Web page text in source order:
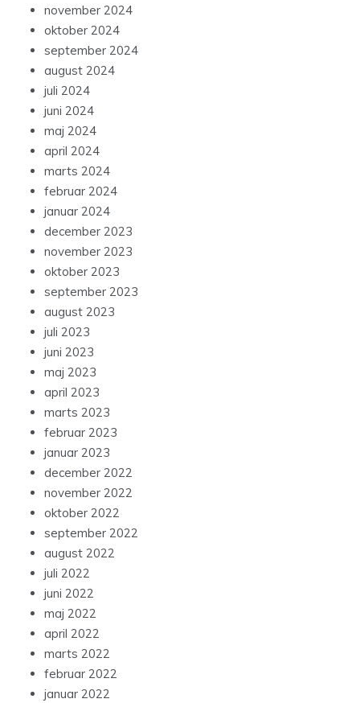
november 2024
oktober 2024
september 2024
august 2024
juli 2024
juni 2024
maj 2024
april 2024
marts 2024
februar 2024
januar 2024
december 2023
november 2023
oktober 2023
september 2023
august 2023
juli 2023
juni 2023
maj 2023
april 2023
marts 2023
februar 2023
januar 2023
december 2022
november 2022
oktober 2022
september 2022
august 2022
juli 2022
juni 2022
maj 2022
april 2022
marts 2022
februar 2022
januar 2022